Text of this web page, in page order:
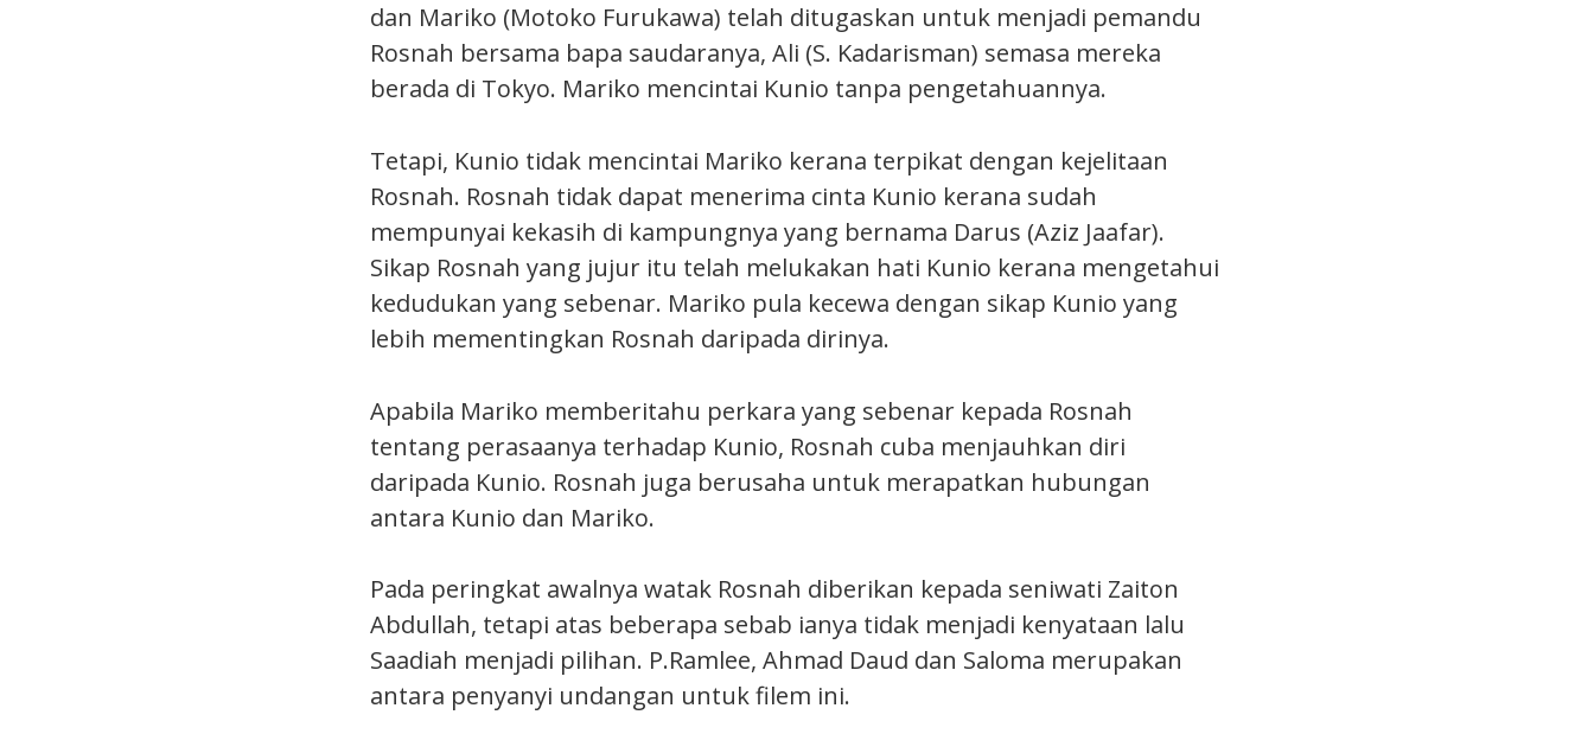
dan Mariko (Motoko Furukawa) telah ditugaskan untuk menjadi pemandu
Rosnah bersama bapa saudaranya, Ali (S. Kadarisman) semasa mereka
berada di Tokyo. Mariko mencintai Kunio tanpa pengetahuannya.
Tetapi, Kunio tidak mencintai Mariko kerana terpikat dengan kejelitaan
Rosnah. Rosnah tidak dapat menerima cinta Kunio kerana sudah
mempunyai kekasih di kampungnya yang bernama Darus (Aziz Jaafar).
Sikap Rosnah yang jujur itu telah melukakan hati Kunio kerana mengetahui
kedudukan yang sebenar. Mariko pula kecewa dengan sikap Kunio yang
lebih mementingkan Rosnah daripada dirinya.
Apabila Mariko memberitahu perkara yang sebenar kepada Rosnah
tentang perasaanya terhadap Kunio, Rosnah cuba menjauhkan diri
daripada Kunio. Rosnah juga berusaha untuk merapatkan hubungan
antara Kunio dan Mariko.
Pada peringkat awalnya watak Rosnah diberikan kepada seniwati Zaiton
Abdullah, tetapi atas beberapa sebab ianya tidak menjadi kenyataan lalu
Saadiah menjadi pilihan. P.Ramlee, Ahmad Daud dan Saloma merupakan
antara penyanyi undangan untuk filem ini.